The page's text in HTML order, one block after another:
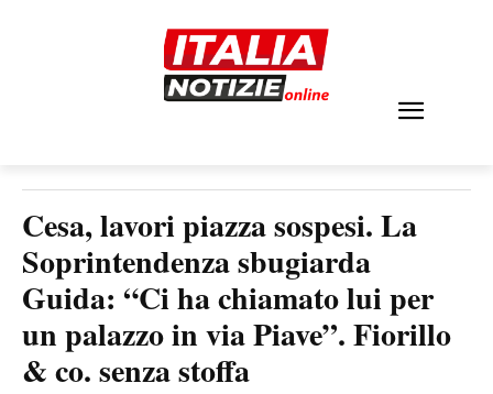
Cesa, lavori piazza sospesi. La
Soprintendenza sbugiarda
Guida: “Ci ha chiamato lui per
un palazzo in via Piave”. Fiorillo
& co. senza stoffa